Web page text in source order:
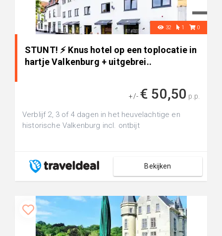
32 1 0
STUNT! ⚡ Knus hotel op een toplocatie in
hartje Valkenburg + uitgebrei..
+/- € 50,50 p.p.
Verblijf 2, 3 of 4 dagen in het heuvelachtige en
historische Valkenburg incl. ontbijt
Bekijken